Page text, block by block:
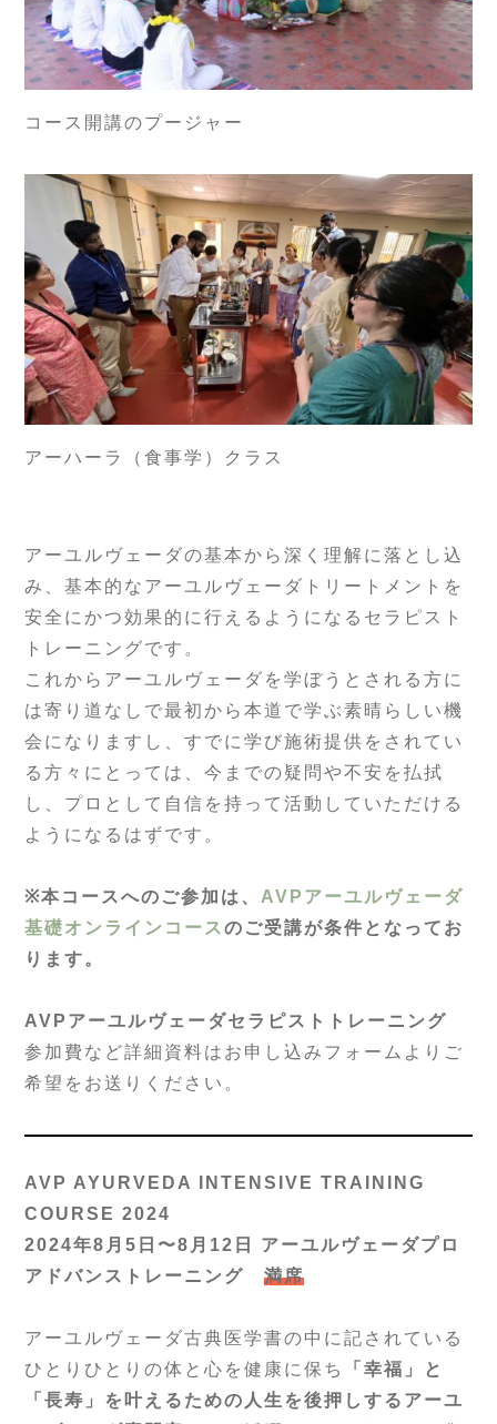
コース開講のプージャー
アーハーラ（食事学）クラス
アーユルヴェーダの基本から深く理解に落とし込
み、基本的なアーユルヴェーダトリートメントを
安全にかつ効果的に行えるようになるセラピスト
トレーニングです。
これからアーユルヴェーダを学ぼうとされる方に
は寄り道なしで最初から本道で学ぶ素晴らしい機
会になりますし、すでに学び施術提供をされてい
る方々にとっては、今までの疑問や不安を払拭
し、プロとして自信を持って活動していただける
ようになるはずです。
※本コースへのご参加は、AVPアーユルヴェーダ
基礎オンラインコースのご受講が条件となってお
ります。
AVPアーユルヴェーダセラピストトレーニング
参加費など詳細資料はお申し込みフォームよりご
希望をお送りください。
AVP AYURVEDA INTENSIVE TRAINING
COURSE 2024
2024年8月5日〜8月12日 アーユルヴェーダプロ
アドバンストレーニング満席
アーユルヴェーダ古典医学書の中に記されている
ひとりひとりの体と心を健康に保ち
「幸福」と
「長寿」を叶えるための人生を後押しするアーユ